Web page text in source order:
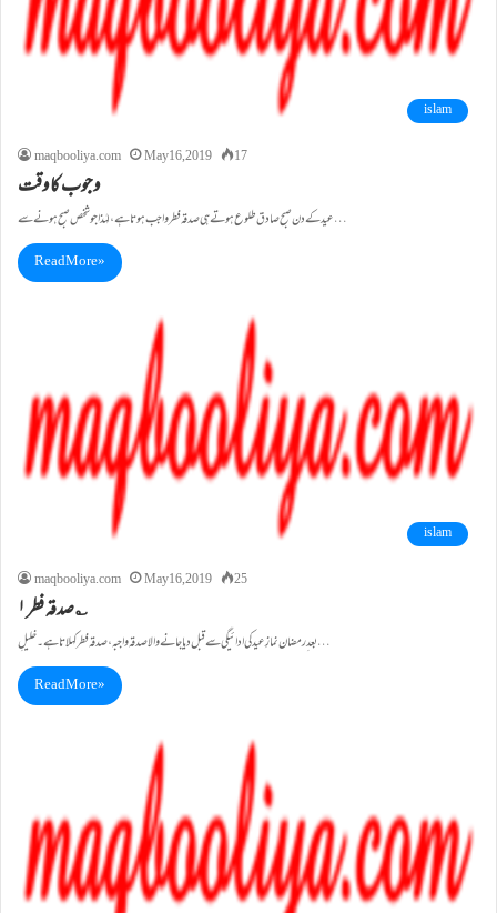
islam
maqbooliya.com
May 16, 2019 17
وجوب کا وقت
عیدکے دن صبح صادق طلوع ہوتے ہی صدقہ فطر واجب ہوتا ہے، لہٰذا جو شخص صبح ہونے سے…
Read More »
islam
maqbooliya.com
May 16, 2019 25
صدقہ فطر ۱؎
بعد ِ رمضان نمازِ عید کی ادائیگی سے قبل دیا جانے والا صدقہ واجبہ ،صدقہ فطر کہلاتا ہے ۔ خلیلِ…
Read More »